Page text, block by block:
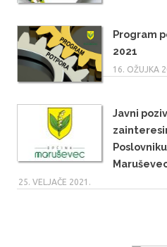
Program
2021
16. OŽUJKA
Javni
25. VELJAČE 2021.